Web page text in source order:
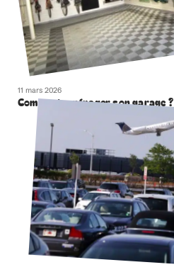
11 mars 2026
Comment aménager son garage ?